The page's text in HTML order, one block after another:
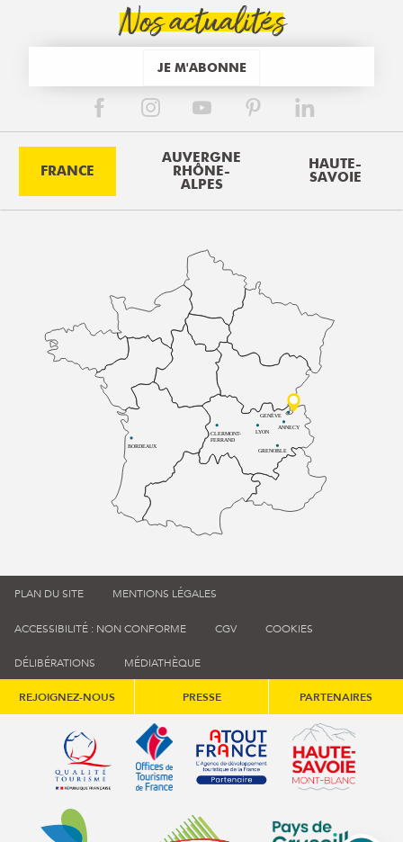
Nos actualités
JE M'ABONNE
FRANCE
AUVERGNE
RHÔNE-
ALPES
HAUTE-
SAVOIE
BORDEAUX
CLERMONT-
FERRAND
LYON
ANNECY
GRENOBLE
GENÈVE
PLAN DU SITE MENTIONS LÉGALES
ACCESSIBILITÉ : NON CONFORME CGV COOKIES
DÉLIBÉRATIONS MÉDIATHÈQUE
REJOIGNEZ-NOUS PRESSE PARTENAIRES
Qualité tourisme (s'ouvre dans une nouvelle fenêtre)
Office de tourisme de France (s'ouvre
Atout France (s'ouvre dans
Annemasse Agglo (s'ouvre dans une nouvelle fenêtre)
Communauté de communes du
Communauté de